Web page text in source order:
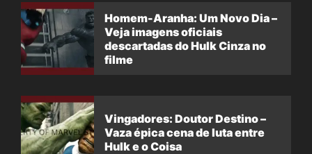
Homem-Aranha: Um Novo Dia –
Veja imagens oficiais
descartadas do Hulk Cinza no
filme
Vingadores: Doutor Destino –
Vaza épica cena de luta entre
Hulk e o Coisa